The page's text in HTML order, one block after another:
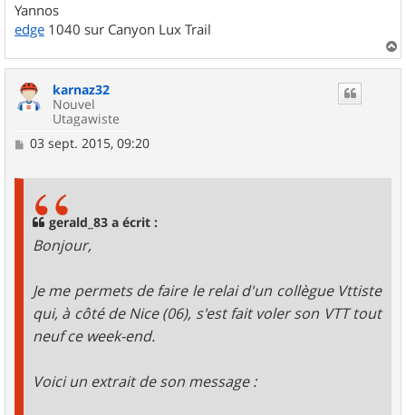
Yannos
edge 1040 sur Canyon Lux Trail
a
karnaz32
Nouvel
Utagawiste
M
03 sept. 2015, 09:20
gerald_83 a écrit :
Bonjour,
Je me permets de faire le relai d'un collègue Vttiste
qui, à côté de Nice (06), s'est fait voler son VTT tout
neuf ce week-end.
Voici un extrait de son message :